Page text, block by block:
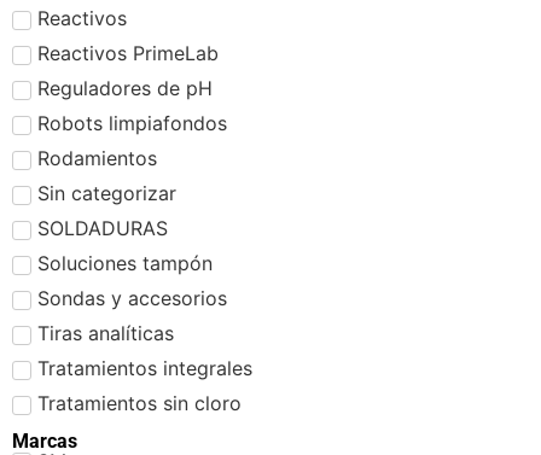
Reactivos
Reactivos PrimeLab
Reguladores de pH
Robots limpiafondos
Rodamientos
Sin categorizar
SOLDADURAS
Soluciones tampón
Sondas y accesorios
Tiras analíticas
Tratamientos integrales
Tratamientos sin cloro
Marcas